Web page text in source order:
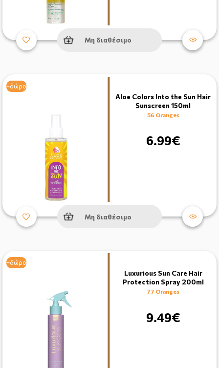
Μη διαθέσιμο
+δώρο
Aloe Colors Into the Sun Hair
Sunscreen 150ml
56 Oranges
6.99€
Μη διαθέσιμο
+δώρο
Luxurious Sun Care Hair
Protection Spray 200ml
77 Oranges
9.49€